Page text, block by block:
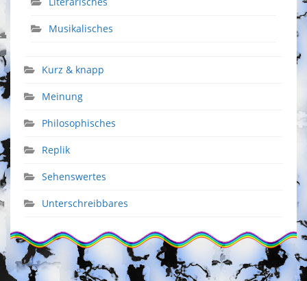
Musikalisches
Kurz & knapp
Meinung
Philosophisches
Replik
Sehenswertes
Unterschreibbares